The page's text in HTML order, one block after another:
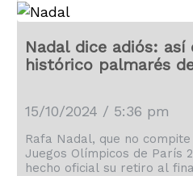
Nadal dice adiós: así
histórico palmarés
15/10/2024 / 5:36 pm
Rafa Nadal, que no
Juegos Olímpicos de París
hecho oficial su retiro al